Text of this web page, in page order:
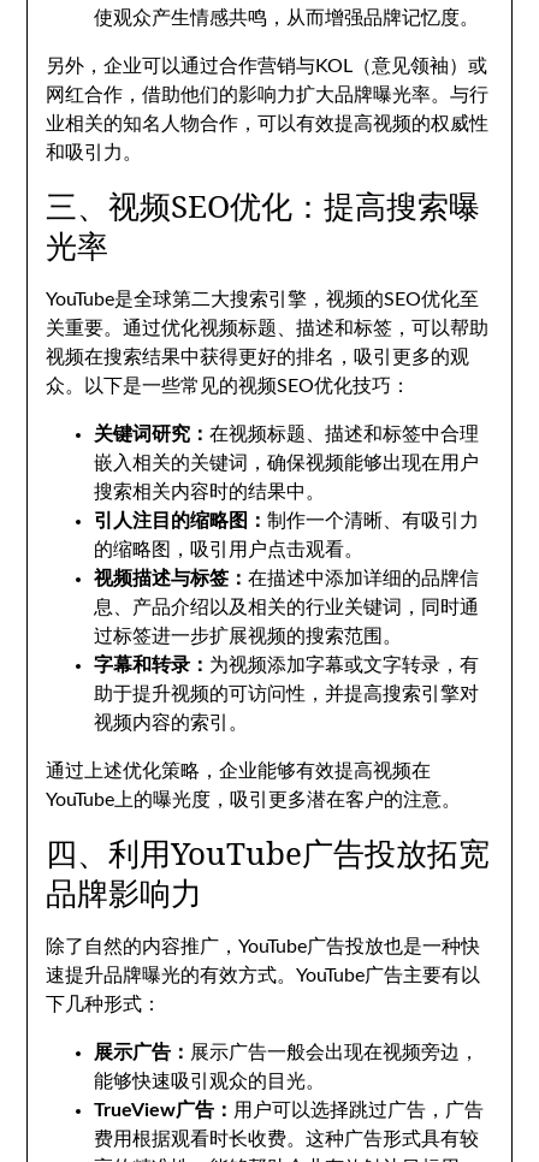
使观众产生情感共鸣，从而增强品牌记忆度。
另外，企业可以通过合作营销与KOL（意见领袖）或
网红合作，借助他们的影响力扩大品牌曝光率。与行
业相关的知名人物合作，可以有效提高视频的权威性
和吸引力。
三、视频SEO优化：提高搜索曝
光率
YouTube是全球第二大搜索引擎，视频的SEO优化至
关重要。通过优化视频标题、描述和标签，可以帮助
视频在搜索结果中获得更好的排名，吸引更多的观
众。以下是一些常见的视频SEO优化技巧：
关键词研究：在视频标题、描述和标签中合理
嵌入相关的关键词，确保视频能够出现在用户
搜索相关内容时的结果中。
引人注目的缩略图：制作一个清晰、有吸引力
的缩略图，吸引用户点击观看。
视频描述与标签：在描述中添加详细的品牌信
息、产品介绍以及相关的行业关键词，同时通
过标签进一步扩展视频的搜索范围。
字幕和转录： 为视频添加字幕或文字转录，有
助于提升视频的可访问性，并提高搜索引擎对
视频内容的索引。
通过上述优化策略，企业能够有效提高视频在
YouTube上的曝光度，吸引更多潜在客户的注意。
四、利用YouTube广告投放拓宽
品牌影响力
除了自然的内容推广，YouTube广告投放也是一种快
速提升品牌曝光的有效方式。YouTube广告主要有以
下几种形式：
展示广告： 展示广告一般会出现在视频旁边，
能够快速吸引观众的目光。
TrueView广告： 用户可以选择跳过广告，广告
费用根据观看时长收费。这种广告形式具有较